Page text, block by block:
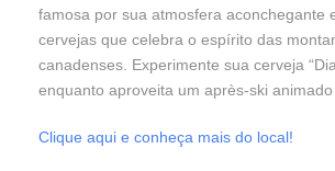
famosa por sua atmosfera aconchegante
cervejas que celebra o espírito das
canadenses. Experimente sua cerveja
enquanto aproveita um après-ski animado
Clique aqui e conheça mais do local!